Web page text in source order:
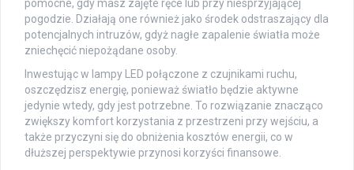
pomocne, gdy masz zajęte ręce lub przy niesprzyjającej
pogodzie. Działają one również jako środek odstraszający dla
potencjalnych intruzów, gdyż nagłe zapalenie światła może
zniechęcić niepożądane osoby.
Inwestując w lampy LED połączone z czujnikami ruchu,
oszczędzisz energię, ponieważ światło będzie aktywne
jedynie wtedy, gdy jest potrzebne. To rozwiązanie znacząco
zwiększy komfort korzystania z przestrzeni przy wejściu, a
także przyczyni się do obniżenia kosztów energii, co w
dłuższej perspektywie przynosi korzyści finansowe.